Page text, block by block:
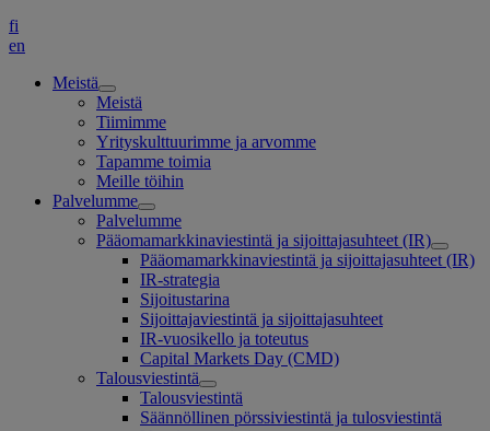
fi
en
Meistä
Meistä
Tiimimme
Yrityskulttuurimme ja arvomme
Tapamme toimia
Meille töihin
Palvelumme
Palvelumme
Pääomamarkkinaviestintä ja sijoittajasuhteet (IR)
Pääomamarkkinaviestintä ja sijoittajasuhteet (IR)
IR-strategia
Sijoitustarina
Sijoittajaviestintä ja sijoittajasuhteet
IR-vuosikello ja toteutus
Capital Markets Day (CMD)
Talousviestintä
Talousviestintä
Säännöllinen pörssiviestintä ja tulosviestintä